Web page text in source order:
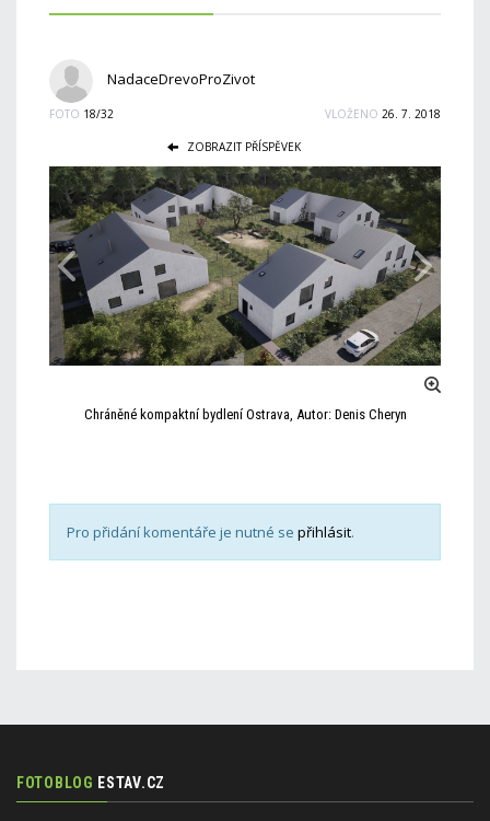
NadaceDrevoProZivot
FOTO 18/32 VLOŽENO 26. 7. 2018
ZOBRAZIT PŘÍSPĚVEK
Chráněné kompaktní bydlení Ostrava, Autor: Denis Cheryn
Pro přidání komentáře je nutné se přihlásit.
FOTOBLOG ESTAV.CZ